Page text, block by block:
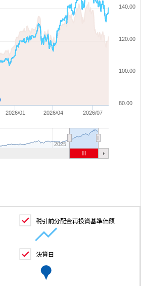
2026/01 2026/07
2026/04
2025
80.00
100.00
120.00
140.00
税引前分配金再投資基準価額
決算日